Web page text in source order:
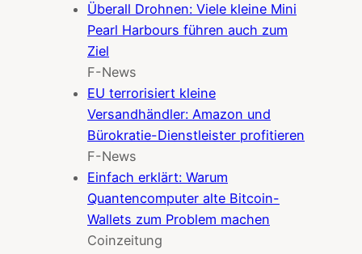
Überall Drohnen: Viele kleine Mini
Pearl Harbours führen auch zum
Ziel
F-News
EU terrorisiert kleine
Versandhändler: Amazon und
Bürokratie-Dienstleister profitieren
F-News
Einfach erklärt: Warum
Quantencomputer alte Bitcoin-
Wallets zum Problem machen
Coinzeitung